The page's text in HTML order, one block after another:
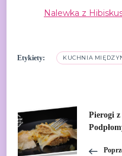
Nalewka z
Etykiety: KUCHNIA
wpisu
Pierogi